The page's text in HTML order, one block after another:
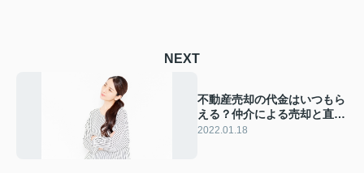
NEXT
不動産売却の代金はいつもら
える？仲介による売却と直接
買取利用のケースでの違い
2022.01.18